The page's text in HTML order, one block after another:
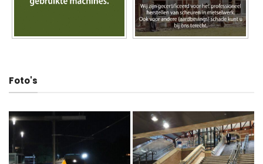
Foto's